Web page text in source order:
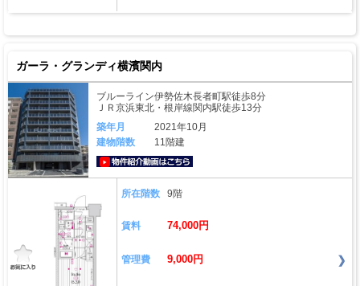
ガーラ・グランディ横濱関内
ブルーライン伊勢佐木長者町駅徒歩8分
ＪＲ京浜東北・根岸線関内駅徒歩13分
築年月
2021年10月
建物階数
11階建
所在階数 9階
賃料 74,000円
管理費 9,000円